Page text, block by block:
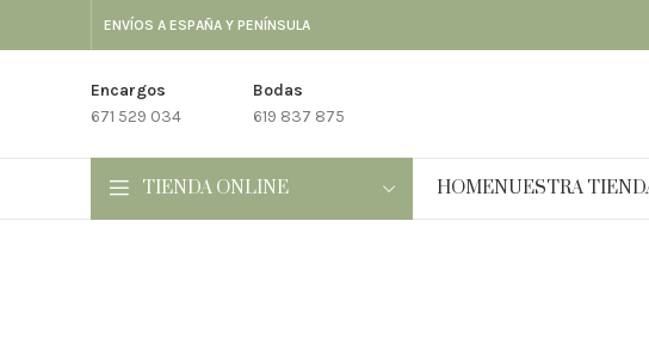
ENVÍOS A ESPAÑA Y PENÍNSULA
Encargos
671 529 034
Bodas
619 837 875
TIENDA ONLINE HOMENUESTRA